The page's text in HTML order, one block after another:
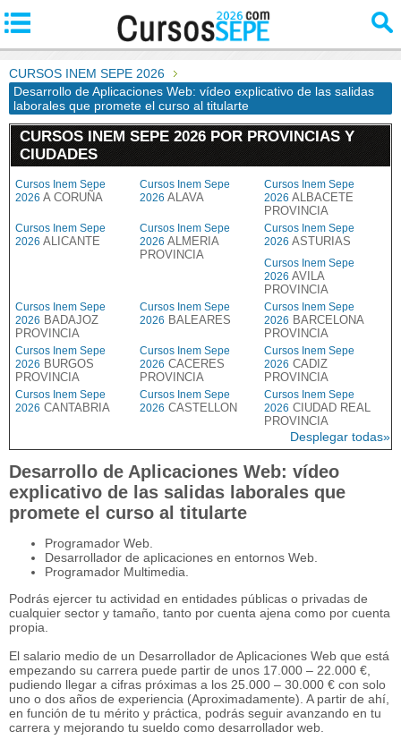
CURSOS INEM SEPE 2026
Desarrollo de Aplicaciones Web: vídeo explicativo de las salidas
laborales que promete el curso al titularte
CURSOS INEM SEPE 2026 POR PROVINCIAS Y
CIUDADES
Cursos Inem Sepe
2026 A CORUÑA
Cursos Inem Sepe
2026 ALAVA
Cursos Inem Sepe
2026 ALBACETE
PROVINCIA
Cursos Inem Sepe
2026 ALICANTE
Cursos Inem Sepe
2026 ALMERIA
PROVINCIA
Cursos Inem Sepe
2026 ASTURIAS
Cursos Inem Sepe
2026 AVILA
PROVINCIA
Cursos Inem Sepe
2026 BADAJOZ
PROVINCIA
Cursos Inem Sepe
2026 BALEARES
Cursos Inem Sepe
2026 BARCELONA
PROVINCIA
Cursos Inem Sepe
2026 BURGOS
PROVINCIA
Cursos Inem Sepe
2026 CACERES
PROVINCIA
Cursos Inem Sepe
2026 CADIZ
PROVINCIA
Cursos Inem Sepe
2026 CANTABRIA
Cursos Inem Sepe
2026 CASTELLON
Cursos Inem Sepe
2026 CIUDAD REAL
PROVINCIA
Desplegar todas»
Desarrollo de Aplicaciones Web: vídeo
explicativo de las salidas laborales que
promete el curso al titularte
Programador Web.
Desarrollador de aplicaciones en entornos Web.
Programador Multimedia.
Podrás ejercer tu actividad en entidades públicas o privadas de
cualquier sector y tamaño, tanto por cuenta ajena como por cuenta
propia.
El salario medio de un Desarrollador de Aplicaciones Web que está
empezando su carrera puede partir de unos 17.000 – 22.000 €,
pudiendo llegar a cifras próximas a los 25.000 – 30.000 € con solo
uno o dos años de experiencia (Aproximadamente). A partir de ahí,
en función de tu mérito y práctica, podrás seguir avanzando en tu
carrera y mejorando tu sueldo como desarrollador web.